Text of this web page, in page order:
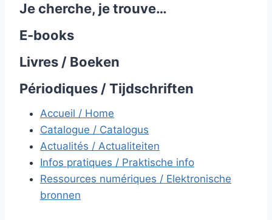
Je cherche, je trouve…
E-books
Livres / Boeken
Périodiques / Tijdschriften
Accueil / Home
Catalogue / Catalogus
Actualités / Actualiteiten
Infos pratiques / Praktische info
Ressources numériques / Elektronische
bronnen